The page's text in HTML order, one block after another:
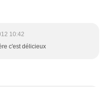
10:42
c'est délicieux